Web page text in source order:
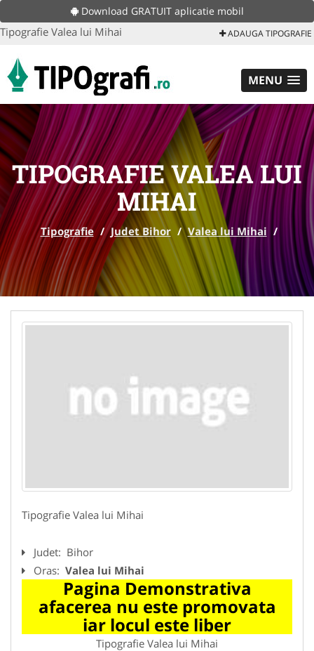
Download GRATUIT aplicatie mobil
Tipografie Valea lui Mihai ADAUGA TIPOGRAFIE
MENU
TIPOGRAFIE VALEA LUI
MIHAI
Tipografie / Judet Bihor / Valea lui Mihai /
Tipografie Valea lui Mihai
Judet: Bihor
Oras: Valea lui Mihai
Pagina Demonstrativa
afacerea nu este promovata
iar locul este liber
Tipografie Valea lui Mihai